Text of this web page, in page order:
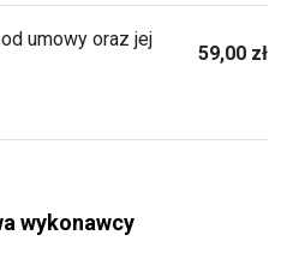
umowy oraz jej
59,00 zł
wykonawcy